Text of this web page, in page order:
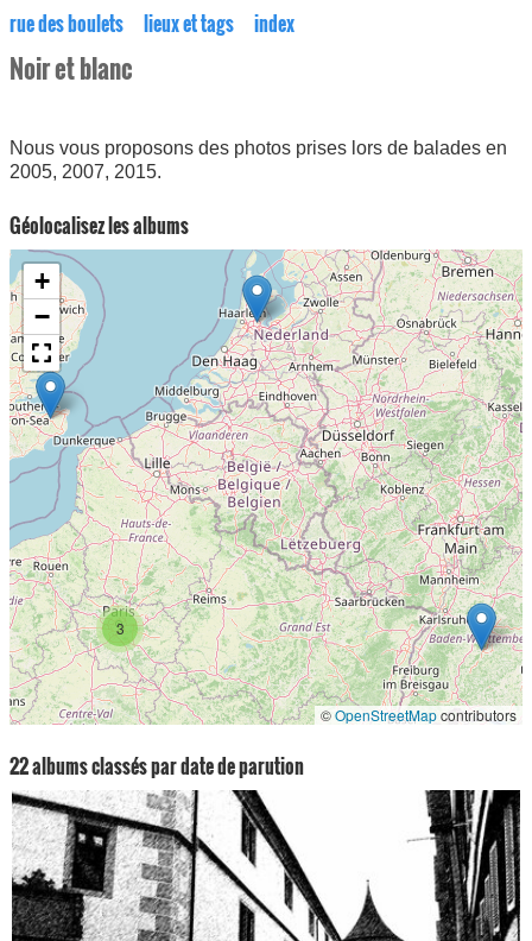
rue des boulets lieux et tags index
Noir et blanc
Nous vous proposons des photos prises lors de balades en
2005, 2007, 2015.
Géolocalisez les albums
3
+
−
©OpenStreetMapcontributors
22 albums classés par date de parution